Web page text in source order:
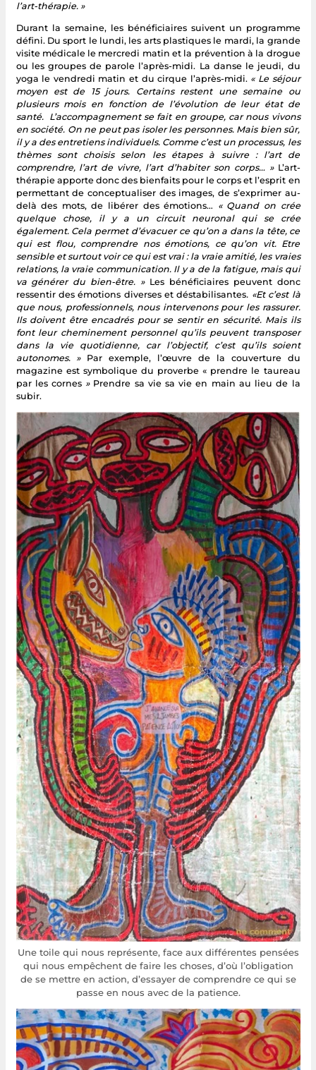
l’art-thérapie. »
Durant la semaine, les bénéficiaires suivent un programme
défini. Du sport le lundi, les arts plastiques le mardi, la grande
visite médicale le mercredi matin et la prévention à la drogue
ou les groupes de parole l’après-midi. La danse le jeudi, du
yoga le vendredi matin et du cirque l’après-midi. « Le séjour
moyen est de 15 jours. Certains restent une semaine ou
plusieurs mois en fonction de l’évolution de leur état de
santé.
L’accompagnement se fait en groupe, car nous vivons
en société. On ne peut pas isoler les personnes. Mais bien sûr,
il y a des entretiens individuels. Comme c’est un processus, les
thèmes sont choisis selon les étapes à suivre : l’art de
comprendre, l’art de vivre, l’art d’habiter son corps… » L’art-
thérapie apporte donc des bienfaits pour le corps et l’esprit en
permettant de conceptualiser des images, de s’exprimer au-
delà des mots, de libérer des émotions… « Quand on crée
quelque chose, il y a un circuit neuronal qui se crée
également. Cela permet d’évacuer ce qu’on a dans la tête, ce
qui est flou, comprendre nos émotions, ce qu’on vit. Etre
sensible et surtout voir ce qui est vrai : la vraie amitié, les vraies
relations, la vraie communication. Il y a de la fatigue, mais qui
va générer du bien-être. » Les bénéficiaires peuvent donc
ressentir des émotions diverses et déstabilisantes. «Et c’est là
que nous, professionnels, nous intervenons pour les rassurer.
Ils doivent être encadrés pour se sentir en sécurité. Mais ils
font leur cheminement personnel qu’ils peuvent transposer
dans la vie quotidienne, car l’objectif, c’est qu’ils soient
autonomes. » Par exemple, l’œuvre de la couverture du
magazine est symbolique du proverbe « prendre le taureau
par les cornes»Prendre sa vie sa vie en main au lieu de la
subir.
Une toile qui nous représente, face aux différentes pensées
qui nous empêchent de faire les choses, d’où l’obligation
de se mettre en action, d’essayer de comprendre ce qui se
passe en nous avec de la patience.